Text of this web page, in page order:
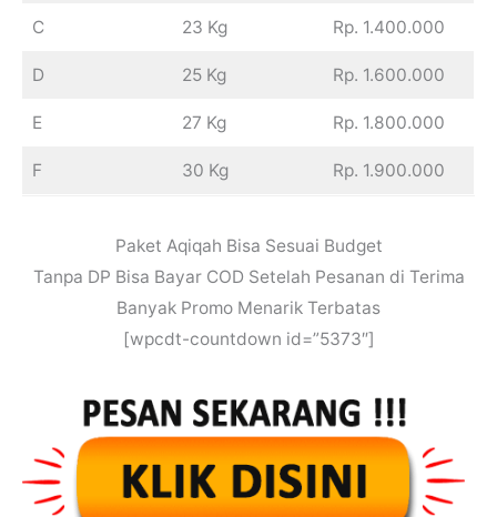
C 23 Kg Rp. 1.400.000
D 25 Kg Rp. 1.600.000
E 27 Kg Rp. 1.800.000
F 30 Kg Rp. 1.900.000
Paket Aqiqah Bisa Sesuai Budget
Tanpa DP Bisa Bayar COD Setelah Pesanan di Terima
Banyak Promo Menarik Terbatas
[wpcdt-countdown id=”5373″]